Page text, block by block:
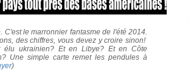
le marronnier fantasme de l'été 2014.
des chiffres, vous devez y croire sinon!
élu ukrainien? Et en Libye? Et en Côte
Une simple carte remet les pendules à
)